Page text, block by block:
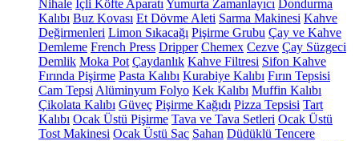
Nihale İçli Köfte Aparatı Yumurta Zamanlayıcı Dondurma
Kalıbı Buz Kovası Et Dövme Aleti Sarma Makinesi Kahve
Değirmenleri Limon Sıkacağı Pişirme Grubu Çay ve Kahve
Demleme French Press Dripper Chemex Cezve Çay Süzgeci
Demlik Moka Pot Çaydanlık Kahve Filtresi Sifon Kahve
Fırında Pişirme Pasta Kalıbı Kurabiye Kalıbı Fırın Tepsisi
Cam Tepsi Alüminyum Folyo Kek Kalıbı Muffin Kalıbı
Çikolata Kalıbı Güveç Pişirme Kağıdı Pizza Tepsisi Tart
Kalıbı Ocak Üstü Pişirme Tava ve Tava Setleri Ocak Üstü
Tost Makinesi Ocak Üstü Sac Sahan Düdüklü Tencere